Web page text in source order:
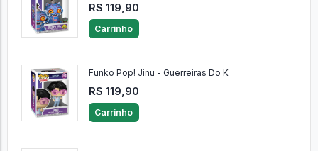
R$ 119,90
Carrinho
Funko Pop! Jinu - Guerreiras Do K
R$ 119,90
Carrinho